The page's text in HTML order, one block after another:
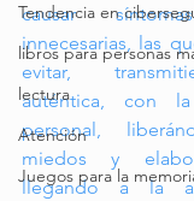
Tendencia en
libros para personas
lectura
Atención
Juegos para la
causar
innecesarias, las
evitar,
auténtica, con
personal,
miedos y
llegando a la